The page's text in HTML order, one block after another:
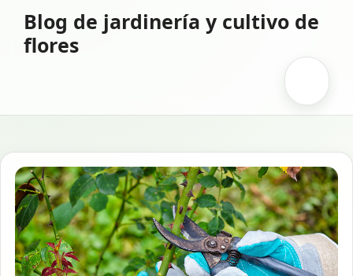
contenido
Blog de jardinería y cultivo de
flores